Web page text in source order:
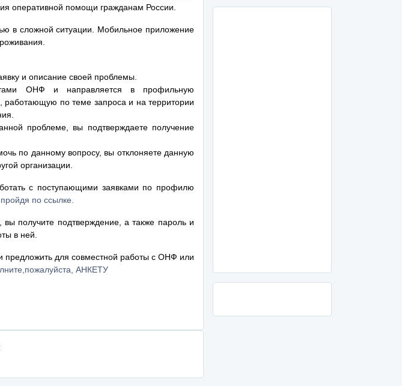
оперативной помощи гражданам России.
в сложной ситуации. Мобильное приложение
и описание своей проблемы.
ОНФ и направляется в профильную
работающую по теме запроса и на территории
проблеме, вы подтверждаете получение
по данному вопросу, вы отклоняете данную
организации.
с поступающими заявками по профилю
пройдя по ссылке.
получите подтверждение, а также пароль и
в ней.
предложить для совместной работы с ОНФ или
АНКЕТУ